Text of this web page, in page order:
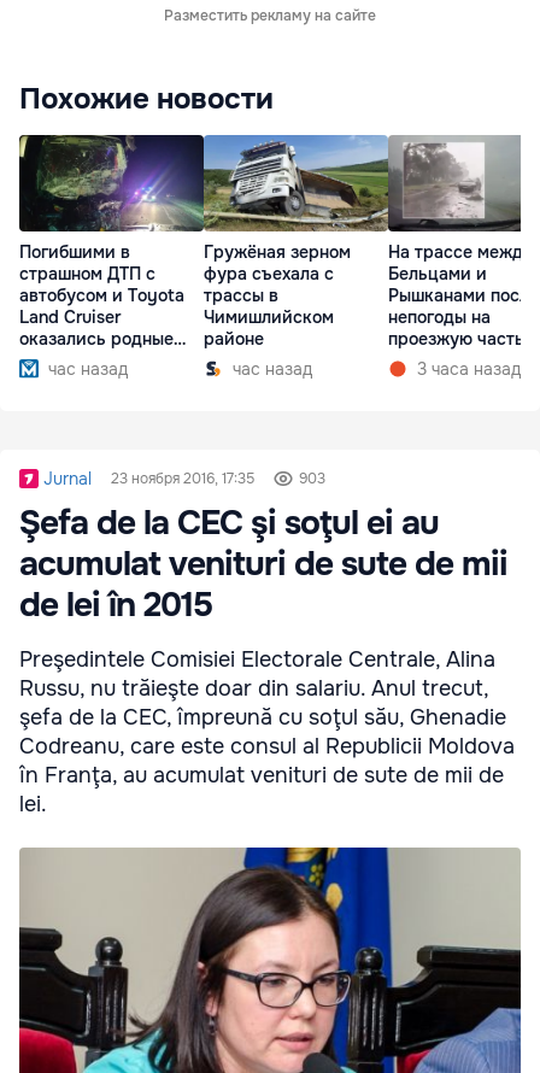
Разместить рекламу на сайте
Похожие новости
Погибшими в
страшном ДТП с
автобусом и Toyota
Land Cruiser
оказались родные
братьячас назад
Гружёная зерном
фура съехала с
трассы в
Чимишлийском
районе
час назад
На трассе между
Бельцами и
Рышканами после
непогоды на
проезжую часть
упали деревья
3 часа назад
Jurnal 23 ноября 2016, 17:35 903
Şefa de la CEC şi soţul ei au
acumulat venituri de sute de mii
de lei în 2015
Preşedintele Comisiei Electorale Centrale, Alina
Russu, nu trăieşte doar din salariu. Anul trecut,
şefa de la CEC, împreună cu soţul său, Ghenadie
Codreanu, care este consul al Republicii Moldova
în Franţa, au acumulat venituri de sute de mii de
lei.